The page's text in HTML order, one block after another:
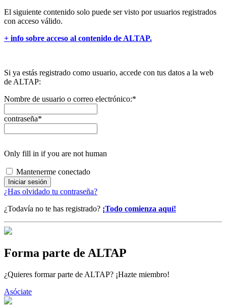
El siguiente contenido solo puede ser visto por usuarios registrados
con acceso válido.
+ info sobre acceso al contenido de ALTAP.
Si ya estás registrado como usuario, accede con tus datos a la web
de ALTAP:
Nombre de usuario o correo electrónico:*
contraseña*
Only fill in if you are not human
Mantenerme conectado
¿Has olvidado tu contraseña?
¿Todavía no te has registrado? ¡Todo comienza aquí!
Forma parte de ALTAP
¿Quieres formar parte de ALTAP? ¡Hazte miembro!
Asóciate